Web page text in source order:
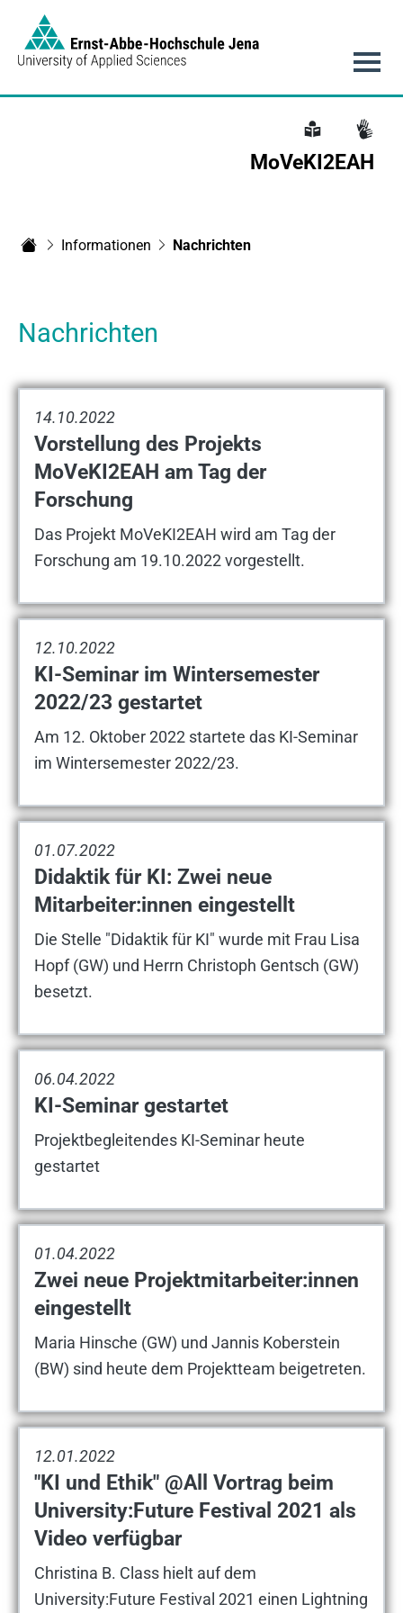
MoVeKI2EAH
Informationen Nachrichten
Nachrichten
14.10.2022
Vorstellung des Projekts
MoVeKI2EAH am Tag der
Forschung
Das Projekt MoVeKI2EAH wird am Tag der
Forschung am 19.10.2022 vorgestellt.
12.10.2022
KI-Seminar im Wintersemester
2022/23 gestartet
Am 12. Oktober 2022 startete das KI-Seminar
im Wintersemester 2022/23.
01.07.2022
Didaktik für KI: Zwei neue
Mitarbeiter:innen eingestellt
Die Stelle "Didaktik für KI" wurde mit Frau Lisa
Hopf (GW) und Herrn Christoph Gentsch (GW)
besetzt.
06.04.2022
KI-Seminar gestartet
Projektbegleitendes KI-Seminar heute
gestartet
01.04.2022
Zwei neue Projektmitarbeiter:innen
eingestellt
Maria Hinsche (GW) und Jannis Koberstein
(BW) sind heute dem Projektteam beigetreten.
12.01.2022
"KI und Ethik" @All Vortrag beim
University:Future Festival 2021 als
Video verfügbar
Christina B. Class hielt auf dem
University:Future Festival 2021 einen Lightning